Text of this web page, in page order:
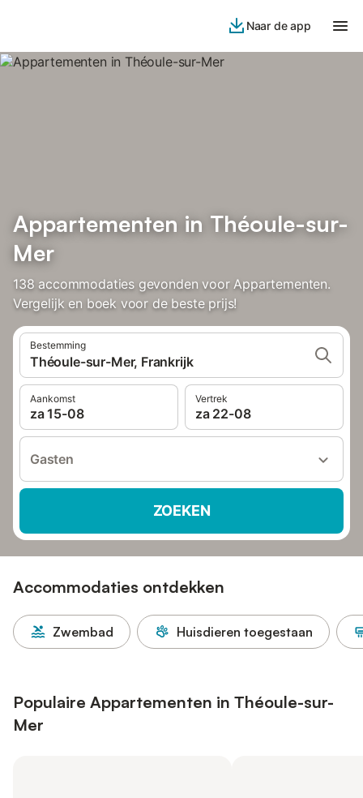
Naar de app
Appartementen in Théoule-sur-
Mer
138 accommodaties gevonden voor Appartementen.
Vergelijk en boek voor de beste prijs!
Bestemming
Théoule-sur-Mer, Frankrijk
Aankomst
za 15-08
Vertrek
za 22-08
Gasten
ZOEKEN
Accommodaties ontdekken
Zwembad Huisdieren toegestaan
Populaire Appartementen in Théoule-sur-
Mer